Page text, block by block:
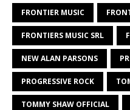
FRONTIER MUSIC
FRONTIERS MUSIC SRL
NEW ALAN PARSONS
PROGRESSIVE ROCK
TOMMY SHAW OFFICIAL